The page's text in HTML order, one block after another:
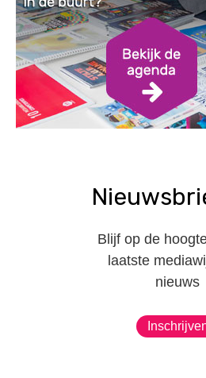
Blijf op de
laatste
nieuws